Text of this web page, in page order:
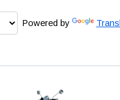
Powered by